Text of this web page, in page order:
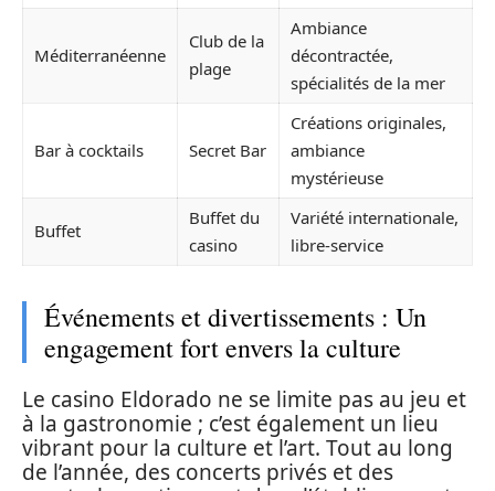
Méditerranéenne
Club de la
plage
Ambiance
décontractée,
spécialités de la mer
Bar à cocktails Secret Bar
Créations originales,
ambiance
mystérieuse
Buffet
Buffet du
casino
Variété internationale,
libre-service
Événements et divertissements : Un
engagement fort envers la culture
Le casino Eldorado ne se limite pas au jeu et
à la gastronomie ; c’est également un lieu
vibrant pour la culture et l’art. Tout au long
de l’année, des concerts privés et des